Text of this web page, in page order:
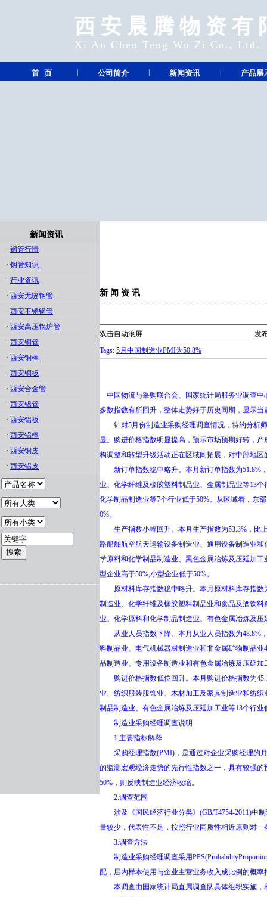
西安晨腾物资有
Xi An Chen Teng Wu Zi Co., Ltd.
首 页 公司简介 新闻资讯 产品展
新闻资讯
· 钢管行情
· 钢管知识
· 行业资讯
· 西安无缝钢管
· 西安不锈钢管
· 西安高压锅炉管
· 西安铜管
· 西安铜棒
· 西安铜板
· 西安合金管
· 西安铝管
· 西安铝板
· 西安铝棒
· 西安铜皮
· 西安铝皮
新 闻 资 讯
双击自动滚屏
发
Tags: 5月中国制造业PMI为50.8%
中国物流与采购联合会、国家统计局服务业调查中
多数指数有所回升，整体走势好于历史同期，显示
针对5月份制造业采购经理调查情况，特约分析师
显。购进价格指数明显提高，预示市场预期好转，
构调整和转型升级活动正在区域间拓展，对中部地
新订单指数稳中略升。本月新订单指数为51.8%
业、化学纤维及橡胶塑料制品业、金属制品业等13
化学制品制造业等7个行业低于50%。从区域看，东
0%。
生产指数小幅回升。本月生产指数为53.3%，比
路船舶航空航天运输设备制造业、通用设备制造业
学原料和化学制品制造业、黑色金属冶炼及压延加
型企业高于50%;小型企业低于50%。
原材料库存指数稳中略升。本月原材料库存指数
制造业、化学纤维及橡胶塑料制品业和食品及酒饮
业、化学原料和化学制品制造业、有色金属冶炼及
从业人员指数下降。本月从业人员指数为48.8%
料制品业、电气机械器材制造业和非金属矿物制品
品制造业、专用设备制造业和有色金属冶炼及压延
购进价格指数低位回升。本月购进价格指数为
业、纺织服装服饰业、木材加工及家具制造业和纺
制品制造业、有色金属冶炼及压延加工业等13个行
制造业采购经理调查说明
1.主要指标解释
采购经理指数(PMI)，是通过对企业采购经理的月
的监测宏观经济走势的先行性指数之一，具有较强
50%，则反映制造业经济收缩。
2.调查范围
涉及《国民经济行业分类》(GB/T4754-2011)中制
量较少，代表性不足，按照行业同质性相近原则对
3.调查方法
制造业采购经理调查采用
配，层内样本使用与企业主营业务收入成比例的概率
本调查由国家统计局直属调查队具体组织实施，